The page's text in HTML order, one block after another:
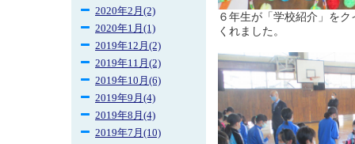
2020年2月(2)
2020年1月(1)
2019年12月(2)
2019年11月(2)
2019年10月(6)
2019年9月(4)
2019年8月(4)
2019年7月(10)
６年生が「学校紹介」を
くれました。